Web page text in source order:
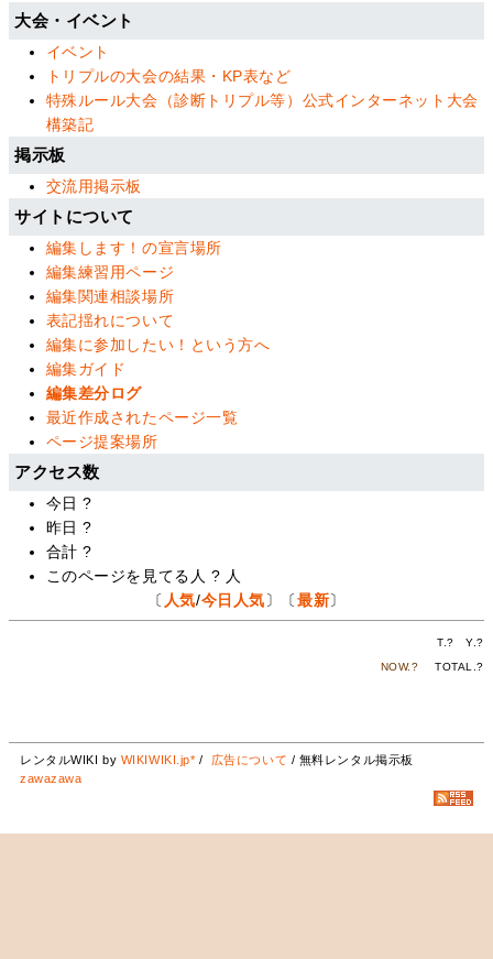
大会・イベント
イベント
トリプルの大会の結果・KP表など
特殊ルール大会（診断トリプル等）公式インターネット大会
構築記
掲示板
交流用掲示板
サイトについて
編集します！の宣言場所
編集練習用ページ
編集関連相談場所
表記揺れについて
編集に参加したい！という方へ
編集ガイド
編集差分ログ
最近作成されたページ一覧
ページ提案場所
アクセス数
今日?
昨日?
合計?
このページを見てる人 ? 人
〔 人気/今日人気〕〔最新〕
T.? Y.?
NOW.? TOTAL.?
レンタルWIKI by WIKIWIKI.jp* / 広告について / 無料レンタル掲示板
zawazawa